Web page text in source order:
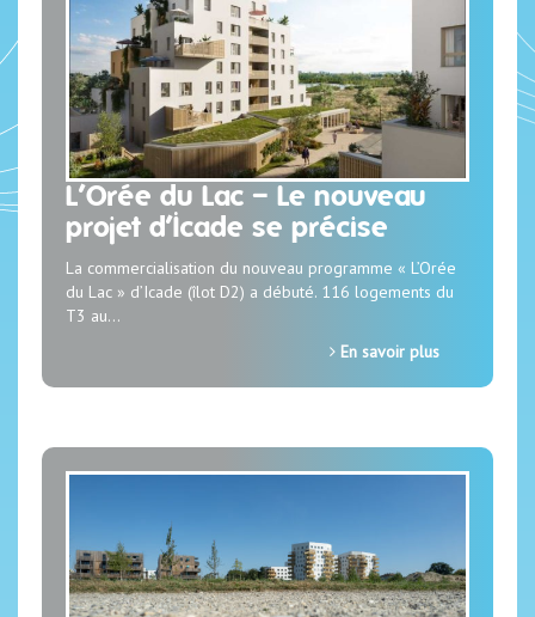
L’Orée du Lac – Le nouveau
projet d’Icade se précise
La commercialisation du nouveau programme « L’Orée
du Lac » d’Icade (îlot D2) a débuté. 116 logements du
T3 au…
En savoir plus